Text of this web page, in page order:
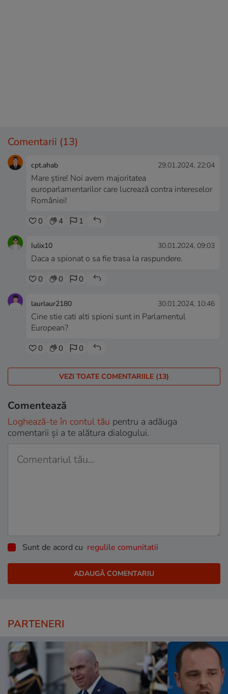
Comentarii (13)
cpt.ahab 29.01.2024, 22:04
Mare știre! Noi avem majoritatea
europarlamentarilor care lucrează contra intereselor
României!
0 4 1
Iulix10 30.01.2024, 09:03
Daca a spionat o sa fie trasa la raspundere.
0 0 0
laurlaur2180 30.01.2024, 10:46
Cine stie cati alti spioni sunt in Parlamentul
European?
0 0 0
VEZI TOATE COMENTARIILE (13)
Comentează
Loghează-te în contul tău pentru a adăuga
comentarii și a te alătura dialogului.
Sunt de acord cu regulile comunitatii
PARTENERI